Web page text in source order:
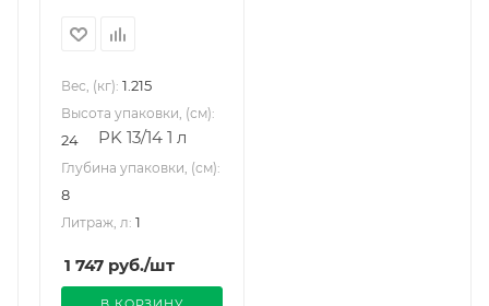
Вес, (кг): 1.215
Высота упаковки, (см):
24
Глубина упаковки, (см):
8
Литраж, л: 1
1 747 руб./шт